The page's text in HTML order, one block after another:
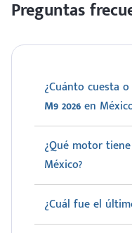
Preguntas
¿Cuánto cuesta
M9 2026en
¿Qué motor
México?
¿Cuál fue el